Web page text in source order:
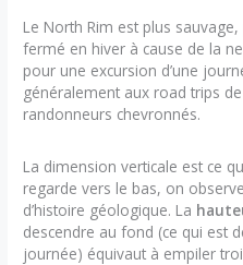
Le North Rim est plus
fermé en hiver à cause de la
pour une excursion d’une
généralement aux road trips
randonneurs chevronnés.
La dimension verticale est ce
regarde vers le bas, on
d’histoire géologique. La
descendre au fond (ce qui est
journée) équivaut à empiler